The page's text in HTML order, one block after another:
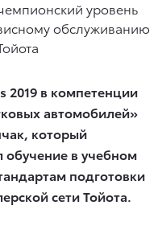
2019 в компетенции
автомобилей»
который
обучение в учебном
подготовки
сети Тойота.